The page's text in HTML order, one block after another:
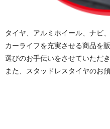
タイヤ、アルミホイール、ナビ
カーライフを充実させる商品を
選びのお手伝いをさせていただき
また、スタッドレスタイヤのお